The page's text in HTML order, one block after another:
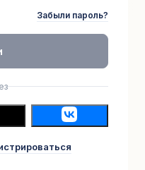
Забыли пароль?